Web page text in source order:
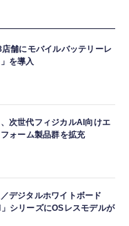
舗にモバイルバッテリーレ
を導入
次世代フィジカルAI向けエ
ォーム製品群を拡充
デジタルホワイトボード
シリーズにOSレスモデルが